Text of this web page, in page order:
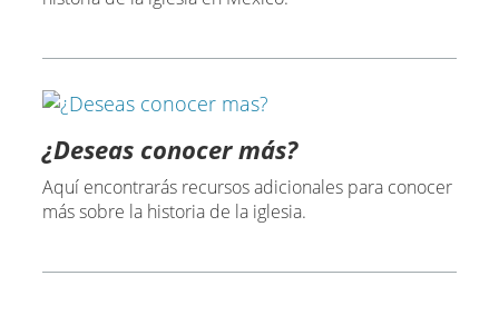
¿Deseas conocer más?
Aquí encontrarás recursos adicionales para conocer
más sobre la historia de la iglesia.